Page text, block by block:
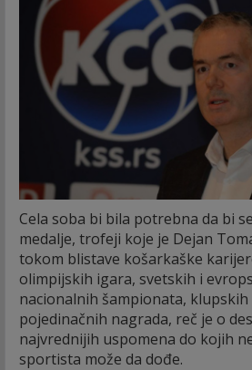
Cela soba bi bila potrebna da bi
medalje, trofeji koje je Dejan
tokom blistave košarkaške
olimpijskih igara, svetskih i
nacionalnih šampionata,
pojedinačnih nagrada, reč je o
najvrednijih uspomena do kojih
sportista može da dođe.